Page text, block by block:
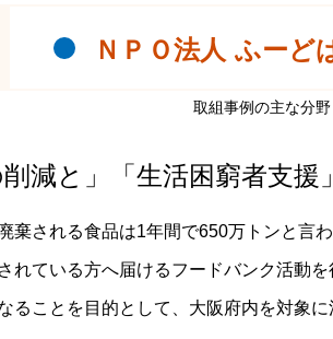
ＮＰＯ法人 ふーど
取組事例の主な分
削減と」「生活困窮者支援
棄される食品は1年間で650万トンと言
れている方へ届けるフードバンク活動
ることを目的として、大阪府内を対象に